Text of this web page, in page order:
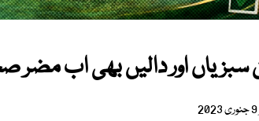
اور دالیں بھی اب